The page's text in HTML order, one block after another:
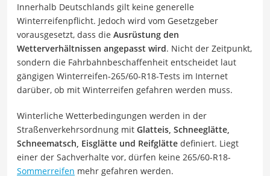
Innerhalb Deutschlands gilt keine generelle
Winterreifenpflicht. Jedoch wird vom Gesetzgeber
vorausgesetzt, dass die Ausrüstung den
Wetterverhältnissen angepasst wird. Nicht der Zeitpunkt,
sondern die Fahrbahnbeschaffenheit entscheidet laut
gängigen Winterreifen-265/60-R18-Tests im Internet
darüber, ob mit Winterreifen gefahren werden muss.
Winterliche Wetterbedingungen werden in der
Straßenverkehrsordnung mit Glatteis, Schneeglätte,
Schneematsch, Eisglätte und Reifglätte definiert. Liegt
einer der Sachverhalte vor, dürfen keine 265/60-R18-
Sommerreifen mehr gefahren werden.